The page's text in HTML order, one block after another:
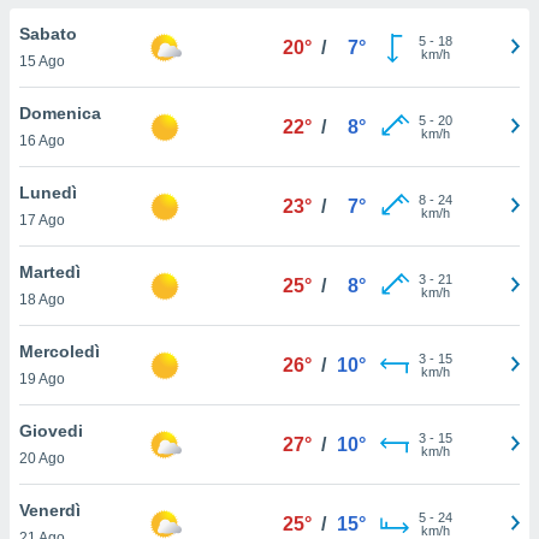
al sito
nostri
ci
di
un
la
di esso.
nella
Sabato
15 Ago
20° / 7° 5- 18
km/h
Domenica
16 Ago
22° / 8° 5- 20
km/h
Lunedì
17 Ago
23° / 7° 8- 24
km/h
Martedì
18 Ago
25° / 8° 3- 21
km/h
Mercoledì
19 Ago
26° / 10° 3- 15
km/h
Giovedi
20 Ago
27° / 10° 3- 15
km/h
Venerdì
25° / 15° 5- 24
km/h